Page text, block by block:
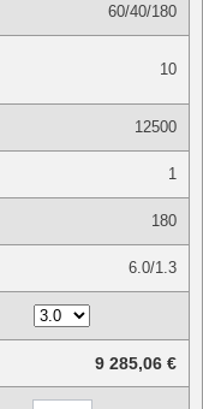
60/40/180
10
12500
1
180
6.0/1.3
9 285,06 €